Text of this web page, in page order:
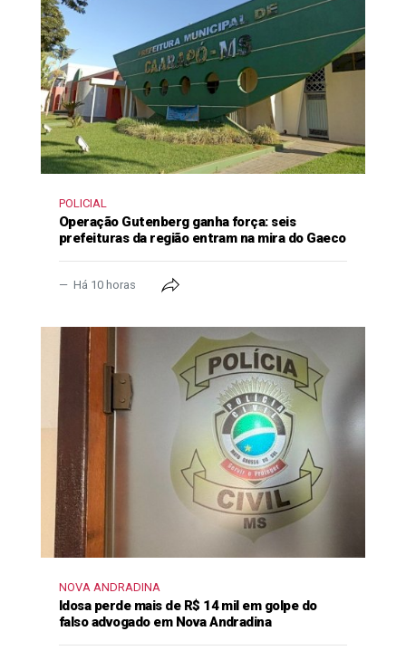
POLICIAL
Operação Gutenberg ganha força: seis
prefeituras da região entram na mira do Gaeco
Há 10 horas
NOVA ANDRADINA
Idosa perde mais de R$ 14 mil em golpe do
falso advogado em Nova Andradina